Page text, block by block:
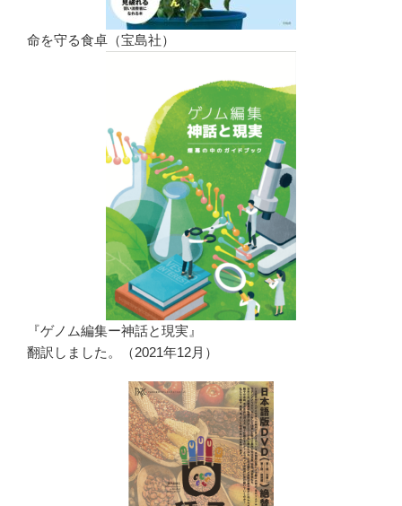
命を守る食卓（宝島社）
『ゲノム編集ー神話と現実』
翻訳しました。（2021年12月）